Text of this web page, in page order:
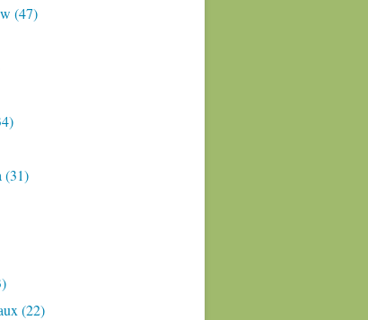
(47)
(31)
(22)